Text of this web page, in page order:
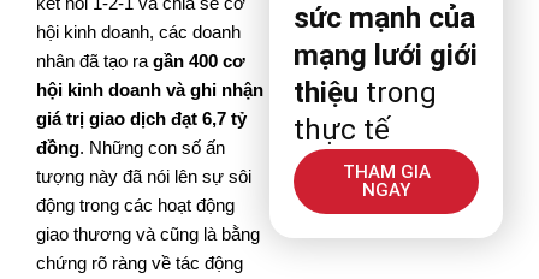
kết nối 1-2-1 và chia sẻ cơ
hội kinh doanh, các doanh
nhân đã tạo ragần 400 cơ
hội kinh doanh và ghi nhận
giá trị giao dịch đạt 6,7 tỷ
đồng. Những con số ấn
tượng này đã nói lên sự sôi
động trong các hoạt động
giao thương và cũng là bằng
chứng rõ ràng về tác động
sức mạnh của
mạng lưới giới
thiệu trong
thực tế
THAM GIA
NGAY